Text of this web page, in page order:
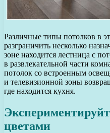
Различные типы потолков в
разграничить несколько
зоне находится лестница с
в развлекательной части
потолок со встроенным
и телевизионной зоны
где находится кухня.
цветами